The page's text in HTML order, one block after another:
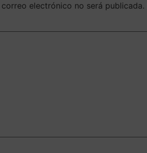
electrónico no será publicada.